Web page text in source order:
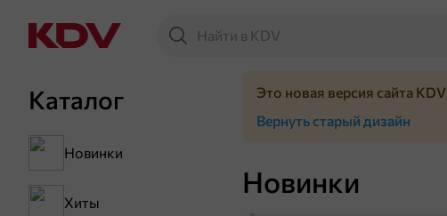
Каталог
Новинки
Хиты
Новинки
Это новая версия сайта KDV
Вернуть старый дизайн